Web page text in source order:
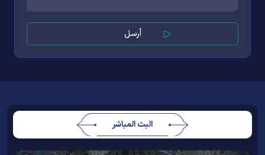
البث المباشر